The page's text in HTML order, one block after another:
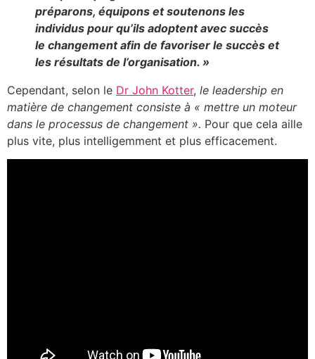
préparons, équipons et soutenons les
individus pour qu’ils adoptent avec succès
le changement afin de favoriser le succès et
les résultats de l’organisation. »
Cependant, selon le Dr John Kotter, le leadership en
matière de changement consiste à « mettre un moteur
dans le processus de changement ». Pour que cela aille
plus vite, plus intelligemment et plus efficacement.